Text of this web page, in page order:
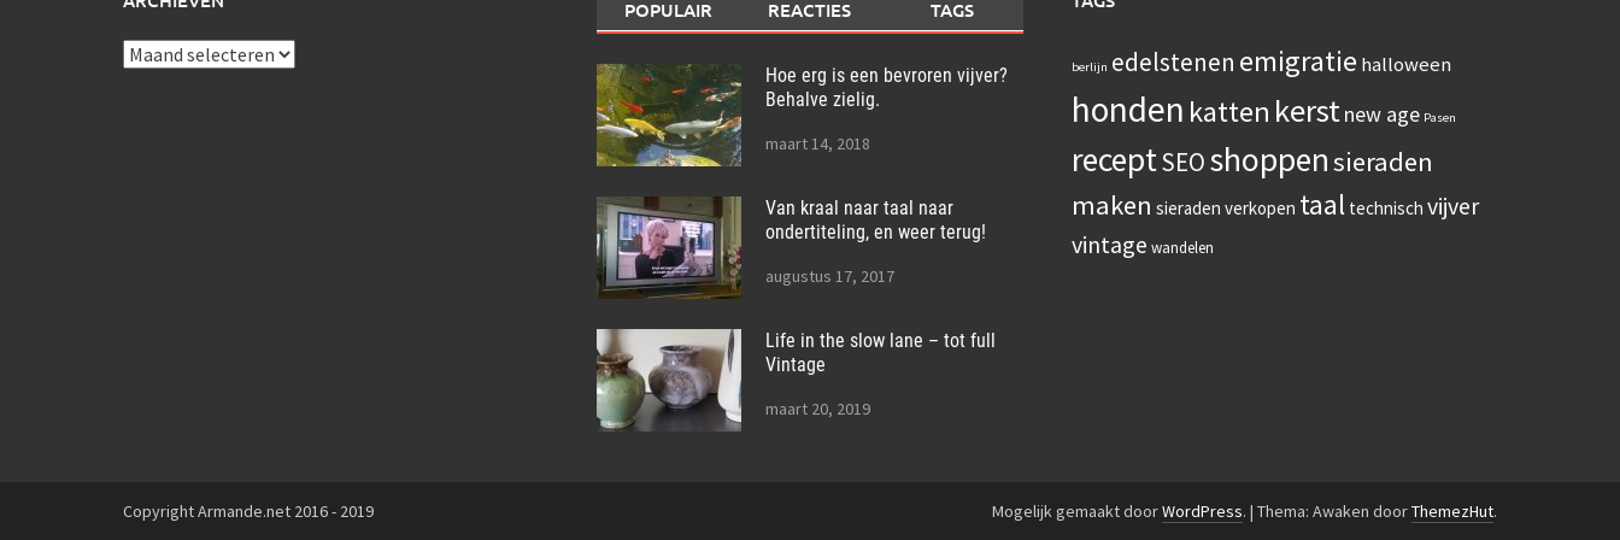
Archieven
POPULAIR REACTIES TAGS
Hoe erg is een bevroren vijver?
Behalve zielig.
maart 14, 2018
Van kraal naar taal naar
ondertiteling, en weer terug!
augustus 17, 2017
Life in the slow lane – tot full
Vintage
maart 20, 2019
berlijn edelstenen emigratie halloween
honden katten kerstnew age Pasen
receptSEOshoppensieraden
maken sieraden verkopen taal technisch vijver
vintage wandelen
Copyright Armande.net 2016 - 2019 Mogelijk gemaakt doorWordPress. | Thema: Awaken doorThemezHut.